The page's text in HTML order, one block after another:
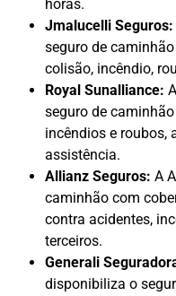
horas.
Jmalucelli Seguros:
seguro de
colisão, incêndio,
Royal Sunalliance:
seguro de
incêndios e roubos,
assistência.
Allianz Seguros: A
caminhão com
contra acidentes,
terceiros.
Generali
disponibiliza o